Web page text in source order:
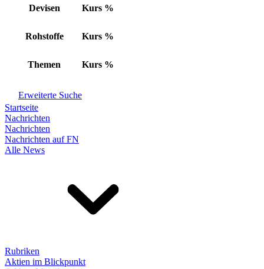
Devisen Kurs %
Rohstoffe Kurs %
Themen Kurs %
Erweiterte Suche
Startseite
Nachrichten
Nachrichten
Nachrichten auf FN
Alle News
Rubriken
Aktien im Blickpunkt